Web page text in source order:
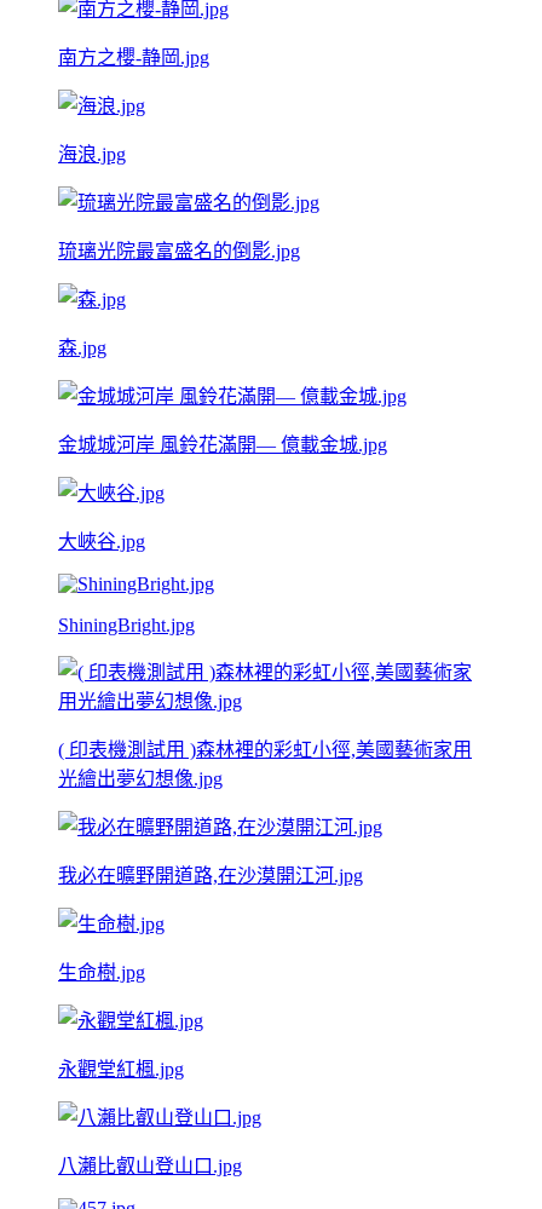
南方之櫻-静岡.jpg
海浪.jpg
琉璃光院最富盛名的倒影.jpg
森.jpg
金城城河岸 風鈴花滿開— 億載金城.jpg
大峽谷.jpg
ShiningBright.jpg
( 印表機測試用 )森林裡的彩虹小徑,美國藝術家用
光繪出夢幻想像.jpg
我必在曠野開道路,在沙漠開江河.jpg
生命樹.jpg
永觀堂紅楓.jpg
八瀨比叡山登山口.jpg